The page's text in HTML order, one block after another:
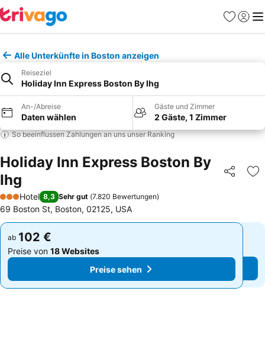
Favoriten
Alle Unterkünfte in Boston anzeigen
Reiseziel
Holiday Inn Express Boston By Ihg
An-/Abreise
Daten wählen
Gäste und Zimmer
2 Gäste, 1 Zimmer
So beeinflussen Zahlungen an uns unser Ranking
Holiday Inn Express Boston By
Ihg
Teilen
3 Sterne
Hotel 8,3 Sehr gut (7.820 Bewertungen)
69 Boston St, Boston, 02125, USA
ab 102 €
Preise von 18 Websites
Preise sehen
ab 102 €
Preise von 18 Websites
Preise sehen